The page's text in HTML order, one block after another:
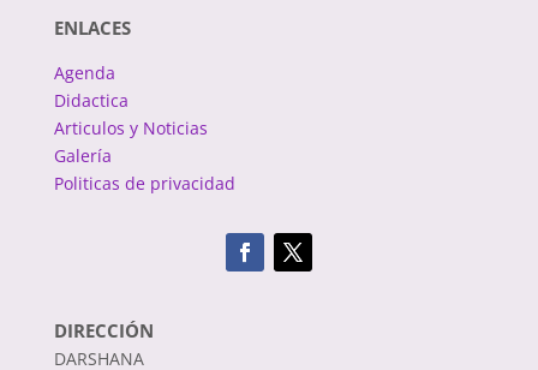
ENLACES
Agenda
Didactica
Articulos y Noticias
Galería
Politicas de privacidad
DIRECCIÓN
DARSHANA